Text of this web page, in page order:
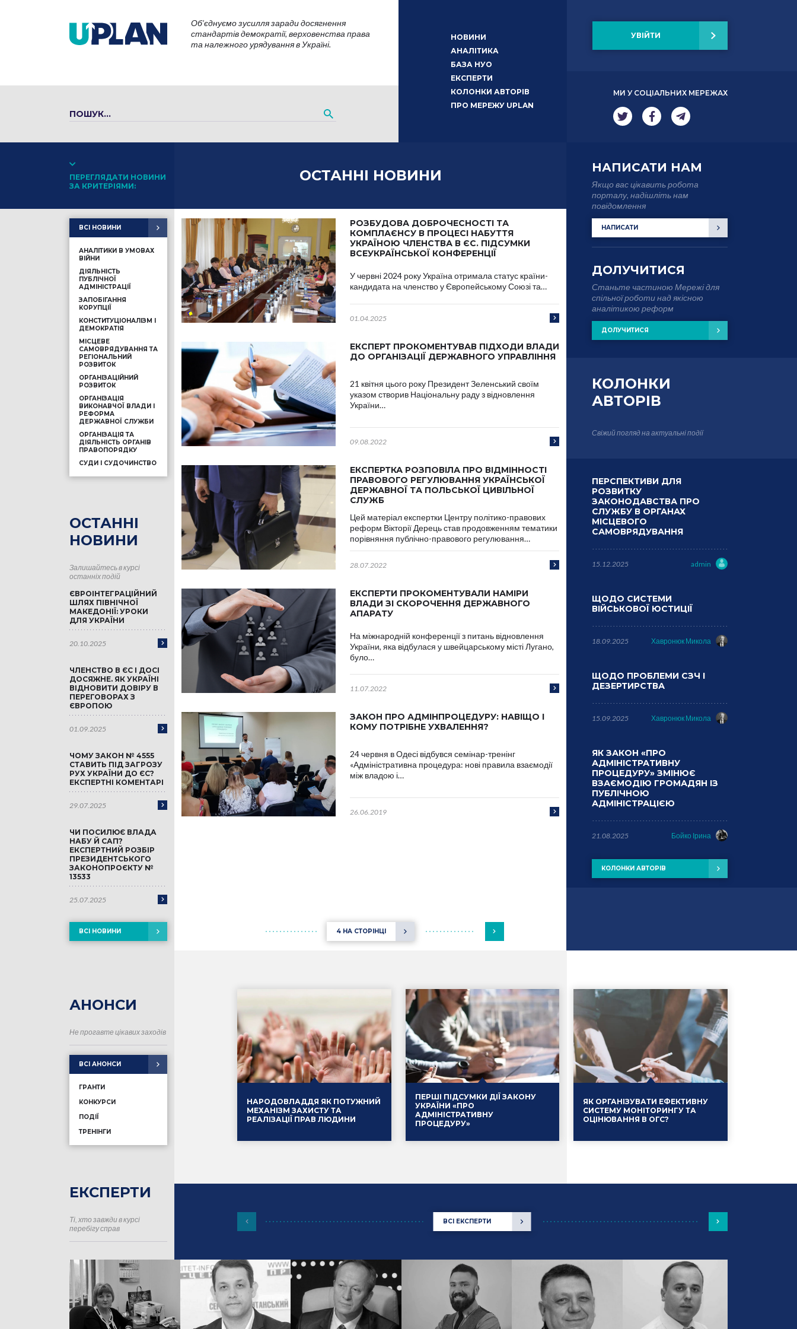
Об’єднуємо зусилля заради досягнення
стандартів демократії, верховенства права
та належного урядування в Україні.
НОВИНИ
АНАЛІТИКА
БАЗА НУО
ЕКСПЕРТИ
КОЛОНКИ АВТОРІВ
ПРО МЕРЕЖУ UPLAN
УВІЙТИ
МИ У СОЦІАЛЬНИХ МЕРЕЖАХ
ПЕРЕГЛЯДАТИ НОВИНИ
ЗА КРИТЕРІЯМИ:
ВСІ НОВИНИ
АНАЛІТИКИ В УМОВАХ
ВІЙНИ
ДІЯЛЬНІСТЬ
ПУБЛІЧНОЇ
АДМІНІСТРАЦІЇ
ЗАПОБІГАННЯ
КОРУПЦІЇ
КОНСТИТУЦІОНАЛІЗМ І
ДЕМОКРАТІЯ
МІСЦЕВЕ
САМОВРЯДУВАННЯ ТА
РЕГІОНАЛЬНИЙ
РОЗВИТОК
ОРГАНІЗАЦІЙНИЙ
РОЗВИТОК
ОРГАНІЗАЦІЯ
ВИКОНАВЧОЇ ВЛАДИ І
РЕФОРМА
ДЕРЖАВНОЇ СЛУЖБИ
ОРГАНІЗАЦІЯ ТА
ДІЯЛЬНІСТЬ ОРГАНІВ
ПРАВОПОРЯДКУ
СУДИ І СУДОЧИНСТВО
ОСТАННІ
НОВИНИ
Залишайтесь в курсі
останніх подій
ЄВРОІНТЕГРАЦІЙНИЙ
ШЛЯХ ПІВНІЧНОЇ
МАКЕДОНІЇ: УРОКИ
ДЛЯ УКРАЇНИ
20.10.2025
ЧЛЕНСТВО В ЄС І ДОСІ
ДОСЯЖНЕ. ЯК УКРАЇНІ
ВІДНОВИТИ ДОВІРУ В
ПЕРЕГОВОРАХ З
ЄВРОПОЮ
01.09.2025
ЧОМУ ЗАКОН № 4555
СТАВИТЬ ПІД ЗАГРОЗУ
РУХ УКРАЇНИ ДО ЄС?
ЕКСПЕРТНІ КОМЕНТАРІ
29.07.2025
ЧИ ПОСИЛЮЄ ВЛАДА
НАБУ Й САП?
ЕКСПЕРТНИЙ РОЗБІР
ПРЕЗИДЕНТСЬКОГО
ЗАКОНОПРОЄКТУ №
13533
25.07.2025
ВСІ НОВИНИ
ОСТАННІ НОВИНИ
РОЗБУДОВА ДОБРОЧЕСНОСТІ ТА
КОМПЛАЄНСУ В ПРОЦЕСІ НАБУТТЯ
УКРАЇНОЮ ЧЛЕНСТВА В ЄС. ПІДСУМКИ
ВСЕУКРАЇНСЬКОЇ КОНФЕРЕНЦІЇ
У червні 2024 року Україна отримала статус країни-
кандидата на членство у Європейському Союзі та…
01.04.2025
ЕКСПЕРТ ПРОКОМЕНТУВАВ ПІДХОДИ ВЛАДИ
ДО ОРГАНІЗАЦІЇ ДЕРЖАВНОГО УПРАВЛІННЯ
21 квітня цього року Президент Зеленський своїм
указом створив Національну раду з відновлення
України…
09.08.2022
ЕКСПЕРТКА РОЗПОВІЛА ПРО ВІДМІННОСТІ
ПРАВОВОГО РЕГУЛЮВАННЯ УКРАЇНСЬКОЇ
ДЕРЖАВНОЇ ТА ПОЛЬСЬКОЇ ЦИВІЛЬНОЇ
СЛУЖБ
Цей матеріал експертки Центру політико-правових
реформ Вікторії Дерець став продовженням тематики
порівняння публічно-правового регулювання…
28.07.2022
ЕКСПЕРТИ ПРОКОМЕНТУВАЛИ НАМІРИ
ВЛАДИ ЗІ СКОРОЧЕННЯ ДЕРЖАВНОГО
АПАРАТУ
На міжнародній конференції з питань відновлення
України, яка відбулася у швейцарському місті Лугано,
було…
11.07.2022
ЗАКОН ПРО АДМІНПРОЦЕДУРУ: НАВІЩО І
КОМУ ПОТРІБНЕ УХВАЛЕННЯ?
24 червня в Одесі відбувся семінар-тренінг
«Адміністративна процедура: нові правила взаємодії
між владою і…
26.06.2019
4 НА СТОРІНЦІ
НАПИСАТИ НАМ
Якщо вас цікавить робота
порталу, надішліть нам
повідомлення
НАПИСАТИ
ДОЛУЧИТИСЯ
Станьте частиною Мережі для
спільної роботи над якісною
аналітикою реформ
ДОЛУЧИТИСЯ
КОЛОНКИ
АВТОРІВ
Свіжий погляд на актуальні події
ПЕРСПЕКТИВИ ДЛЯ
РОЗВИТКУ
ЗАКОНОДАВСТВА ПРО
СЛУЖБУ В ОРГАНАХ
МІСЦЕВОГО
САМОВРЯДУВАННЯ
15.12.2025 admin
ЩОДО СИСТЕМИ
ВІЙСЬКОВОЇ ЮСТИЦІЇ
18.09.2025 Хавронюк Микола
ЩОДО ПРОБЛЕМИ СЗЧ І
ДЕЗЕРТИРСТВА
15.09.2025 Хавронюк Микола
ЯК ЗАКОН «ПРО
АДМІНІСТРАТИВНУ
ПРОЦЕДУРУ» ЗМІНЮЄ
ВЗАЄМОДІЮ ГРОМАДЯН ІЗ
ПУБЛІЧНОЮ
АДМІНІСТРАЦІЄЮ
21.08.2025 Бойко Ірина
КОЛОНКИ АВТОРІВ
АНОНСИ
Не прогавте цікавих заходів
ВСІ АНОНСИ
ГРАНТИ
КОНКУРСИ
ПОДІЇ
ТРЕНІНГИ
НАРОДОВЛАДДЯ ЯК ПОТУЖНИЙ
МЕХАНІЗМ ЗАХИСТУ ТА
РЕАЛІЗАЦІЇ ПРАВ ЛЮДИНИ
16.01.2025 Події
ПЕРШІ ПІДСУМКИ ДІЇ ЗАКОНУ
УКРАЇНИ «ПРО
АДМІНІСТРАТИВНУ
ПРОЦЕДУРУ»
14.01.2025 Події
ЯК ОРГАНІЗУВАТИ ЕФЕКТИВНУ
СИСТЕМУ МОНІТОРИНГУ ТА
ОЦІНЮВАННЯ В ОГС?
13.01.2025 Події
ЕКСПЕРТИ
Ті, хто завжди в курсі
перебігу справ
ВСІ ЕКСПЕРТИ